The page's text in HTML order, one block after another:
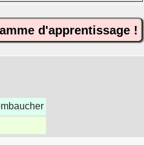
d'apprentissage !